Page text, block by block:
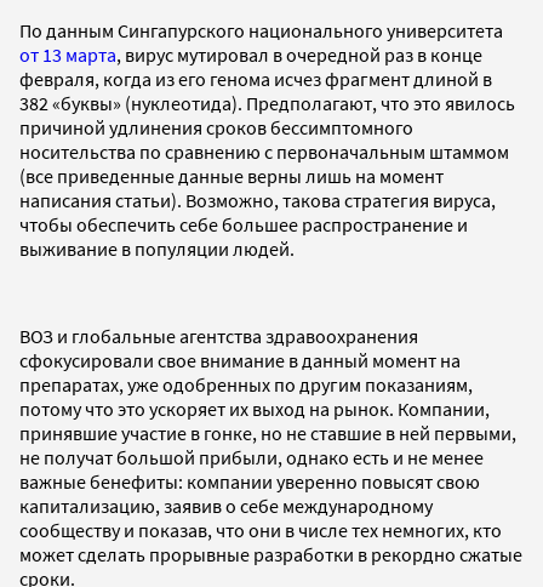
По данным Сингапурского национального университета
от 13 марта, вирус мутировал в очередной раз в конце
февраля, когда из его генома исчез фрагмент длиной в
382 «буквы» (нуклеотида). Предполагают, что это явилось
причиной удлинения сроков бессимптомного
носительства по сравнению с первоначальным штаммом
(все приведенные данные верны лишь на момент
написания статьи). Возможно, такова стратегия вируса,
чтобы обеспечить себе большее распространение и
выживание в популяции людей.
ВОЗ и глобальные агентства здравоохранения
сфокусировали свое внимание в данный момент на
препаратах, уже одобренных по другим показаниям,
потому что это ускоряет их выход на рынок. Компании,
принявшие участие в гонке, но не ставшие в ней первыми,
не получат большой прибыли, однако есть и не менее
важные бенефиты: компании уверенно повысят свою
капитализацию, заявив о себе международному
сообществу и показав, что они в числе тех немногих, кто
может сделать прорывные разработки в рекордно сжатые
сроки.